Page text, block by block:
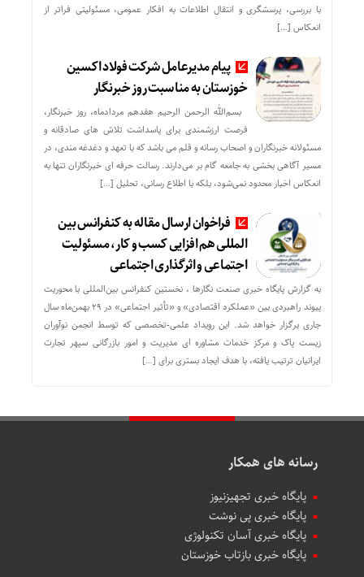
با بررسی، پرسشگری و انتقال اطلاعات به افکار عمومی، مسئولیتی فراتر از
انعکاس […]
پیام مدیرعامل شرکت فولاد اکسین
خوزستان به مناسبت روز خبرنگار
بسم‌الله الرحمن الرحیم هفدهم مردادماه، روز خبرنگار،
فرصت ارزشمندی برای پاسداشت تلاش‌ های صادقانه و
مسئولانه خبرنگاران و اصحاب رسانه و قلم می باشد که با تعهد و دغدغه‌ مندی، در
مسیر آگاهی‌ بخشی به جامعه گام بر می‌دارند. رسالت حرفه‌ ای خبرنگاران تنها به
انعکاس اخبار محدود نمی‌شود، بلکه با اطلاع رسانی، تحلیل […]
فراخوان ارسال مقاله به کنفرانس بین
المللی هم افزایی کسب و کار، مسئولیت
اجتماعی و اثرگذاری اجتماعی
به گزارش پایگاه خبری صنعت نگارها ، نخستین کنفرانس بین‌المللی با محوریت
پیوند راهبردی بین «عملکرد اقتصادی» و «تأثیر اجتماعی» در ۲۹ بهمن‌ماه سال
جاری برگزار خواهد شد. این رویداد علمی-تخصصی که توسط انجمن نوآوران
زیست پاک و مرکز خدمات مشاوره ای مدیریت و امور بازرگانی سپهر تجارت
ایرانیان ترتیب یافته، با هدف ایجاد بستری برای […]
رسانه های همکار
پایگاه خبری تجهیزنیوز
پایگاه خبری پی نوشت
پایگاه خبری آسان تکنولوژی
پایگاه خبری بازتاب خوزستان